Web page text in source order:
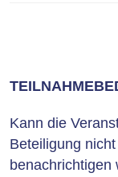
Kann die
Beteiligung
benachrichtigen